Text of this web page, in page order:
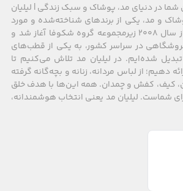
شما در دنیای مد، پوشاک و سبک زندگی | لیلیان
صنعت پوشاک و مد، یکی از برندهای شناخته‌شده و مورد
اعتماد مشتریان ایرانی است. فعالیت ما از سال ۲۰۰۸ زیرمجموعه گروه شکوفا آغاز شد و
متر مربع فضای فروشگاهی در سراسر کشور، به یکی از قطب‌های
شده‌ایم. در لیلیان مد تلاش می‌کنیم تا
دهیم؛ از لباس مردانه، زنانه و بچه‌گانه گرفته
کیف، کفش و چمدان. همه این‌ها با هدف خلق
شماست. لیلیان مد یعنی انتخاب هوشمندانه،